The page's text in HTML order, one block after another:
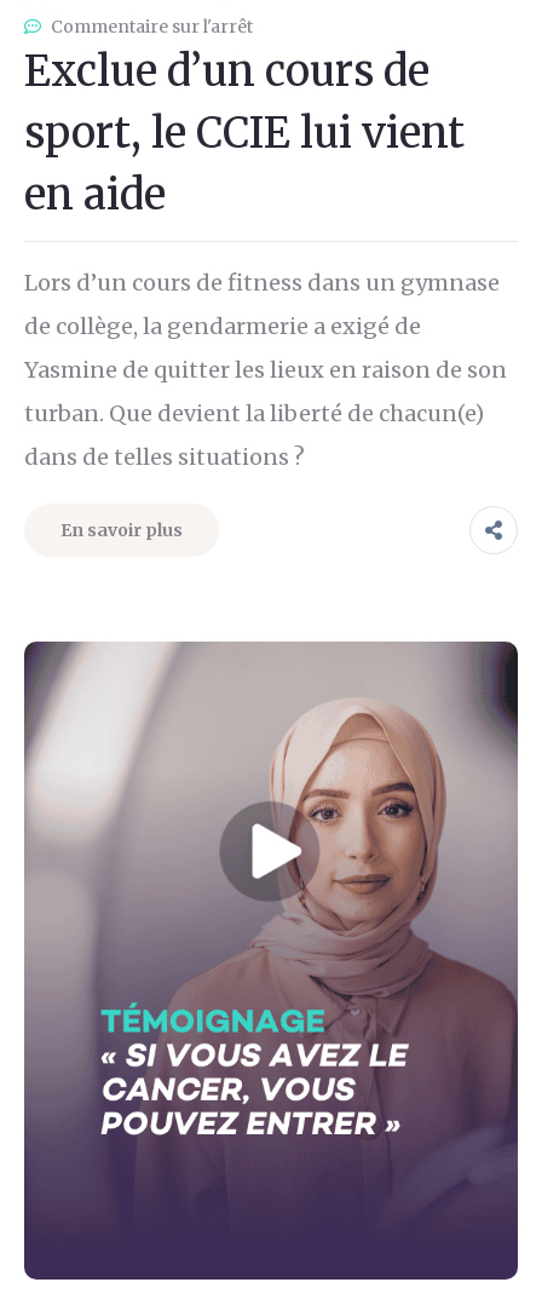
Commentaire sur l'arrêt
Exclue d’un cours de
sport, le CCIE lui vient
en aide
Lors d’un cours de fitness dans un gymnase
de collège, la gendarmerie a exigé de
Yasmine de quitter les lieux en raison de son
turban. Que devient la liberté de chacun(e)
dans de telles situations ?
En savoir plus